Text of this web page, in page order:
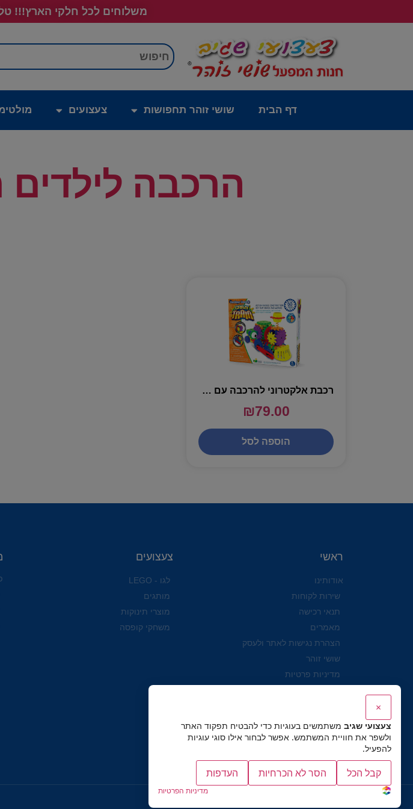
משלוחים לכל חלקי הארץ!!! טל: 0546368954,
דף הבית שושי זוהר תחפושות צעצועים
הרכבה
רכבת אלקטרוני להרכבה עם גלגלי שינים – 60 חלקים
₪79.00
הוספה לסל
ראשי
אודותינו
שירות לקוחות
תנאי רכישה
מאמרים
הצהרת נגישות לאתר ולעסק
שושי זוהר
מדיניות פרטיות
צעצועים
לגו - LEGO
מותגים
מוצרי תינוקות
משחקי קופסה
×
צעצועי שגיב משתמשים בעוגיות כדי להבטיח תפקוד האתר
ולשפר את חוויית המשתמש. אפשר לבחור אילו סוגי עוגיות
להפעיל.
קבל הכל הסר לא הכרחיות העדפות
מדיניות הפרטיות